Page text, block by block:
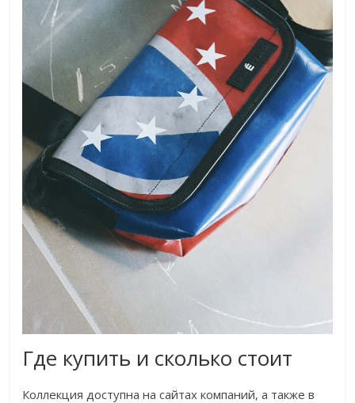
Где купить и сколько стоит
Коллекция доступна на сайтах компаний, а также в